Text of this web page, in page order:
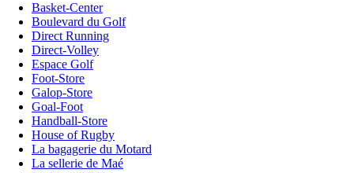
Basket-Center
Boulevard du Golf
Direct Running
Direct-Volley
Espace Golf
Foot-Store
Galop-Store
Goal-Foot
Handball-Store
House of Rugby
La bagagerie du Motard
La sellerie de Maé